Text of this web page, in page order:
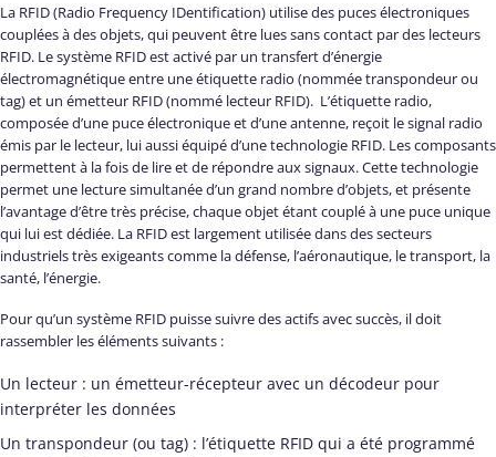
La RFID (Radio Frequency IDentification) utilise des puces électroniques
couplées à des objets, qui peuvent être lues sans contact par des lecteurs
RFID. Le système RFID est activé par un transfert d’énergie
électromagnétique entre une étiquette radio (nommée transpondeur ou
tag) et un émetteur RFID (nommé lecteur RFID). L’étiquette radio,
composée d’une puce électronique et d’une antenne, reçoit le signal radio
émis par le lecteur, lui aussi équipé d’une technologie RFID. Les composants
permettent à la fois de lire et de répondre aux signaux. Cette technologie
permet une lecture simultanée d’un grand nombre d’objets, et présente
l’avantage d’être très précise, chaque objet étant couplé à une puce unique
qui lui est dédiée. La RFID est largement utilisée dans des secteurs
industriels très exigeants comme la défense, l’aéronautique, le transport, la
santé, l’énergie.
Pour qu’un système RFID puisse suivre des actifs avec succès, il doit
rassembler les éléments suivants :
Un lecteur : un émetteur-récepteur avec un décodeur pour
interpréter les données
Un transpondeur (ou tag) : l’étiquette RFID qui a été programmé